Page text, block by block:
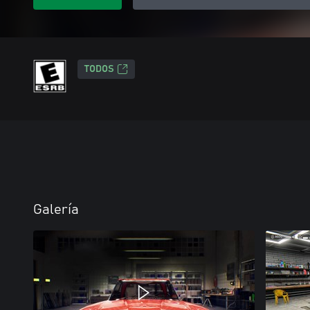
TODOS
Galería